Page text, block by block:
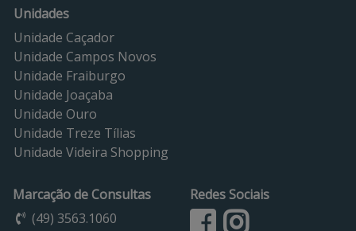
Unidades
Unidade Caçador
Unidade Campos Novos
Unidade Fraiburgo
Unidade Joaçaba
Unidade Ouro
Unidade Treze Tílias
Unidade Videira Shopping
Marcação de Consultas
(49) 3563.1060
Redes Sociais